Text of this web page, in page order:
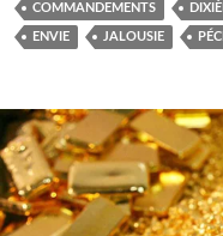
COMMANDEMENTS
ENVIE JALOUSIE